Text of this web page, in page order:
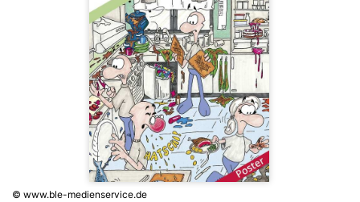
© www.ble-medienservice.de